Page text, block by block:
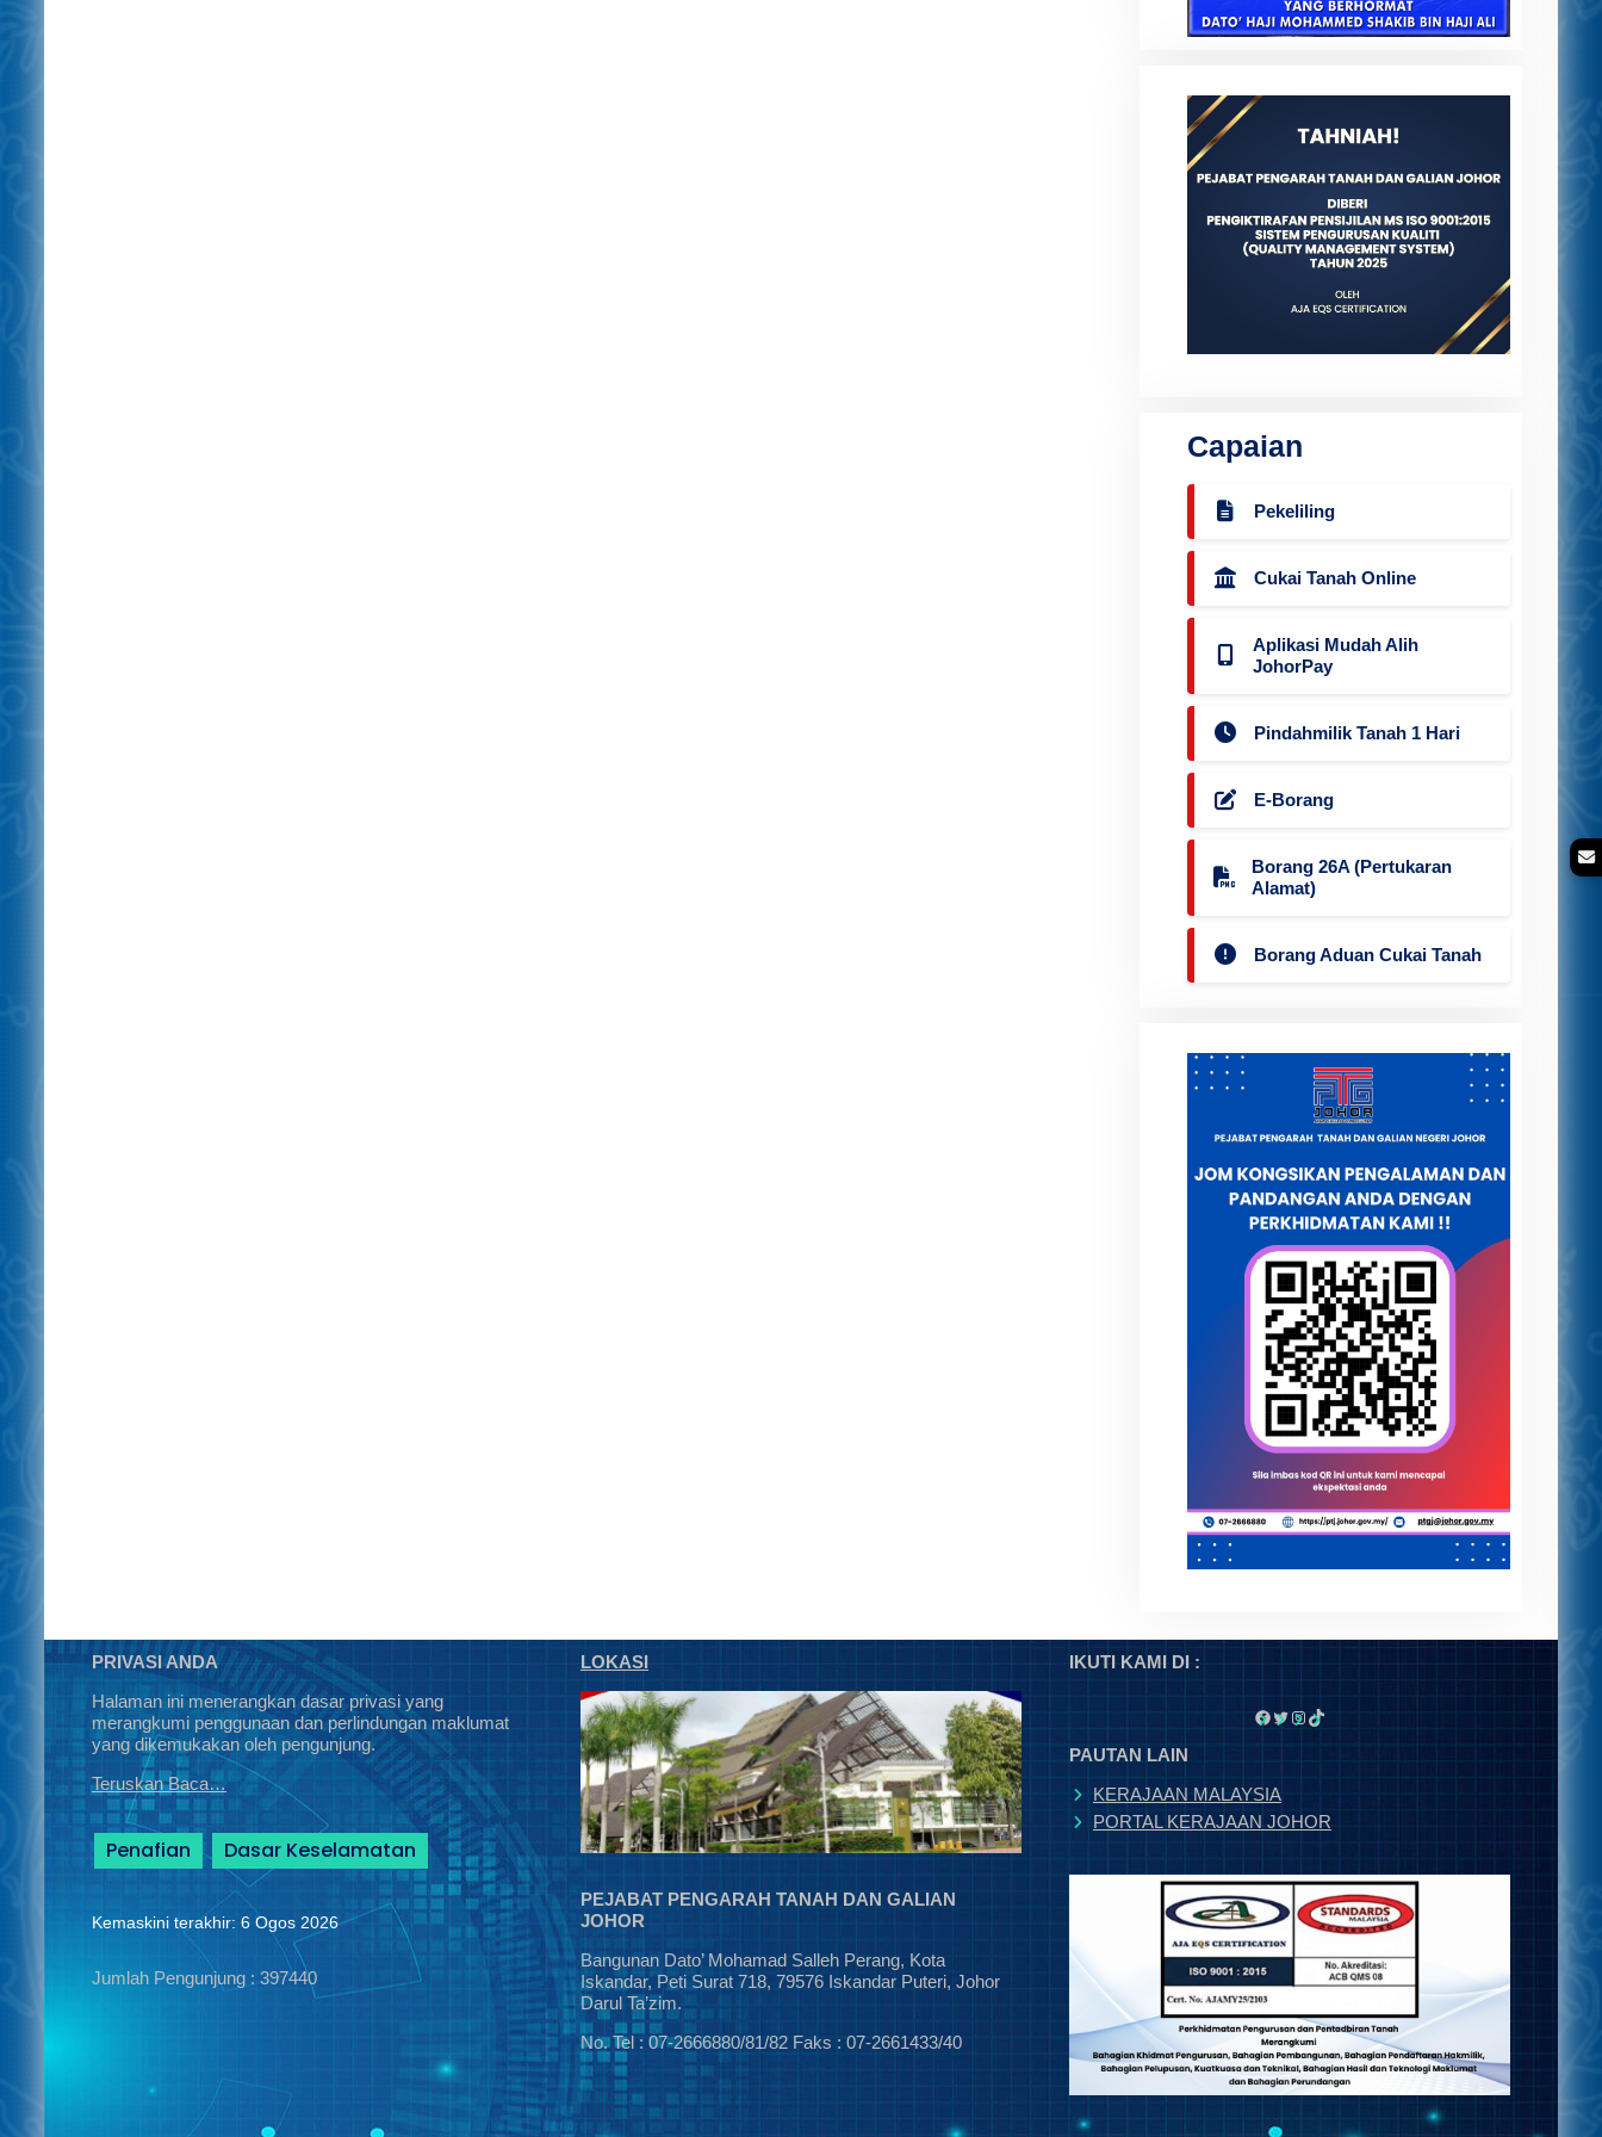
Capaian
Pekeliling
Cukai Tanah Online
Aplikasi Mudah Alih
JohorPay
Pindahmilik Tanah 1 Hari
E-Borang
Borang 26A (Pertukaran
Alamat)
Borang Aduan Cukai Tanah
PRIVASI ANDA
Halaman ini menerangkan dasar privasi yang
merangkumi penggunaan dan perlindungan maklumat
yang dikemukakan oleh pengunjung.
Teruskan Baca…
Penafian Dasar Keselamatan
Kemaskini terakhir: 6 Ogos 2026
Jumlah Pengunjung :397440
LOKASI
PEJABAT PENGARAH TANAH DAN GALIAN
JOHOR
Bangunan Dato’ Mohamad Salleh Perang, Kota
Iskandar, Peti Surat 718, 79576 Iskandar Puteri, Johor
Darul Ta’zim.
No. Tel : 07-2666880/81/82 Faks : 07-2661433/40
IKUTI KAMI DI :
Facebook
Twitter
Instagram
TikTok
PAUTAN LAIN
KERAJAAN MALAYSIA
PORTAL KERAJAAN JOHOR